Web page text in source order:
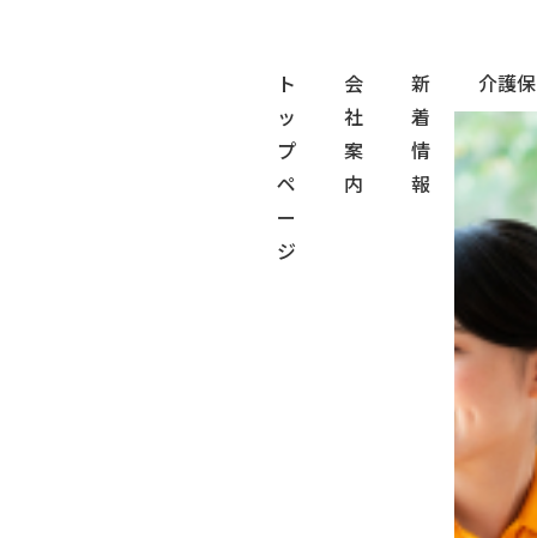
ト
ッ
プ
ペ
ー
ジ
会
社
案
内
新
着
情
報
介護
社員インタビュー
”介護の仕事を
知る”ことが、
社会を知ること
繋がっていまし